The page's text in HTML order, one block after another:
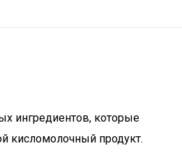
ингредиентов, которые
кисломолочный продукт.